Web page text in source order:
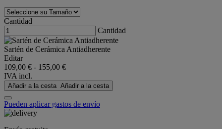
Cantidad
Cantidad
Sartén de Cerámica Antiadherente
Editar
109,00 € - 155,00 €
IVA incl.
Añadir a la cesta Añadir a la cesta
Pueden aplicar gastos de envío